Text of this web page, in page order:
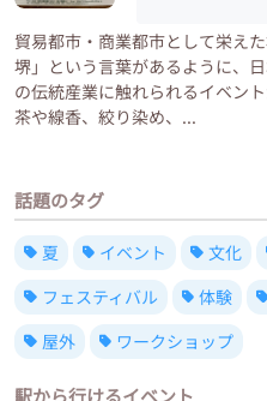
貿易都市・商業都市として栄え
堺」という言葉があるように、
の伝統産業に触れられるイベン
茶や線香、絞り染め、...
話題のタグ
夏 イベント 文化
フェスティバル
体験
屋外
ワークショップ
駅から行けるイベント